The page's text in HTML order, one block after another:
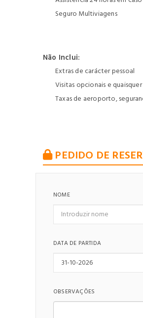
Seguro Multiviagens
Não Inclui:
Extras de carácter pessoal
Visitas opcionais e
Taxas de aeroporto,
PEDIDO DE
NOME
DATA DE PARTIDA
OBSERVAÇÕES